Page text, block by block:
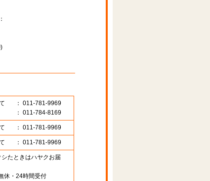
： 011-781-9969
： 011-784-8169
： 011-781-9969
： 011-781-9969
たときはハヤクお届
休・24時間受付